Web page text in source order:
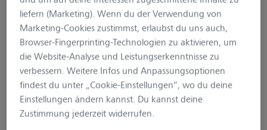
Produktnummer:SC-010-034
39,99 €*
Preise inkl. MwSt. zzgl. Versandkosten
Sofort verfügbar, Lieferzeit: 1-3 Tage
liefern (Marketing). Wenn du der Verwendung von
Marketing-Cookies zustimmst, erlaubst du uns auch,
Browser-Fingerprinting-Technologien zu aktivieren, um
die Website-Analyse und Leistungserkenntnisse zu
verbessern. Weitere Infos und Anpassungsoptionen
findest du unter „Cookie-Einstellungen“, wo du deine
Einstellungen ändern kannst. Du kannst deine
Zustimmung jederzeit widerrufen.